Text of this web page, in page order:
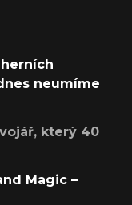
neumíme
který 40
Magic –